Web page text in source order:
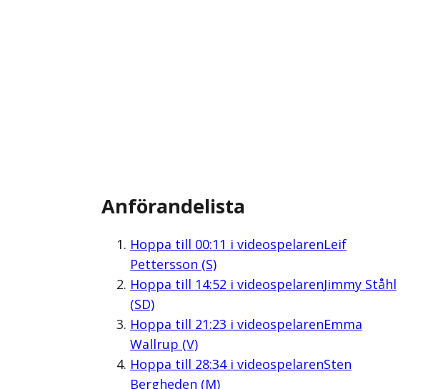
Anförandelista
Hoppa till 00:11 i videospelarenLeif
Pettersson (S)
Hoppa till 14:52 i videospelarenJimmy Ståhl
(SD)
Hoppa till 21:23 i videospelarenEmma
Wallrup (V)
Hoppa till 28:34i videospelarenSten
Bergheden (M)